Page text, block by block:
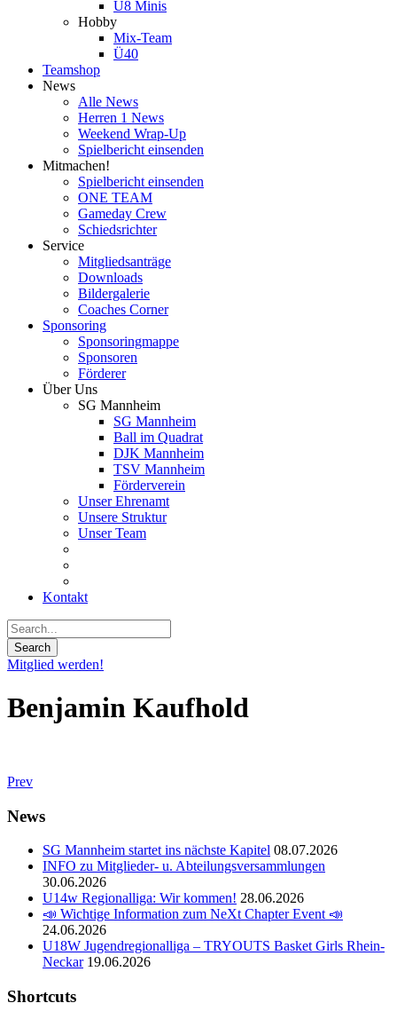
U8 Minis
Hobby
Mix-Team
Ü40
Teamshop
News
Alle News
Herren 1 News
Weekend Wrap-Up
Spielbericht einsenden
Mitmachen!
Spielbericht einsenden
ONE TEAM
Gameday Crew
Schiedsrichter
Service
Mitgliedsanträge
Downloads
Bildergalerie
Coaches Corner
Sponsoring
Sponsoringmappe
Sponsoren
Förderer
Über Uns
SG Mannheim
SG Mannheim
Ball im Quadrat
DJK Mannheim
TSV Mannheim
Förderverein
Unser Ehrenamt
Unsere Struktur
Unser Team
Kontakt
Mitglied werden!
Benjamin Kaufhold
Prev
News
SG Mannheim startet ins nächste Kapitel 08.07.2026
INFO zu Mitglieder- u. Abteilungsversammlungen
30.06.2026
U14w Regionalliga: Wir kommen! 28.06.2026
📣 Wichtige Information zum NeXt Chapter Event 📣
24.06.2026
U18W Jugendregionalliga – TRYOUTS Basket Girls Rhein-
Neckar 19.06.2026
Shortcuts